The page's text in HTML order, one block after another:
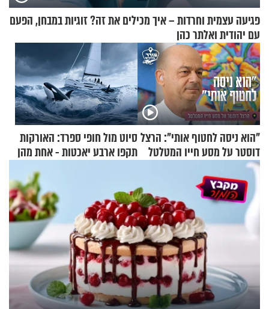
פגיעה עצמית וחרדות – איך מכילים את זה? זוגיות במבחן, הפעם
עם יהודית ואלתר כהן
"הוא ניסה לחטוף אותי": הרצל
דוסטר על מסע חייו המטלטל
סיוט מול חופי ספרד: האורקות
תקפו ארבע יאכטות - אחת מהן